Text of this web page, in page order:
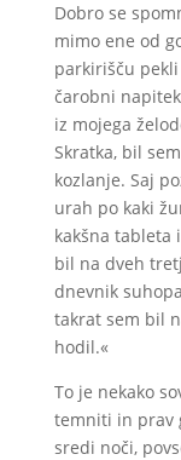
Dobro se
mimo ene od
parkirišču
čarobni
iz mojega
Skratka, bil
kozlanje. Saj
urah po kaki
kakšna tableta
bil na dveh
dnevnik
takrat sem bil
hodil.«
To je nekako
temniti in prav
sredi noči,